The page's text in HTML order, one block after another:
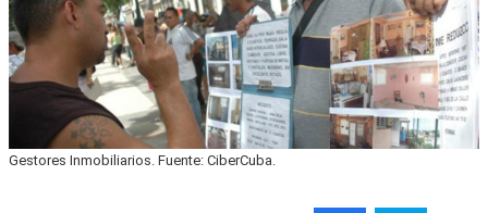
Gestores Inmobiliarios. Fuente: CiberCuba.